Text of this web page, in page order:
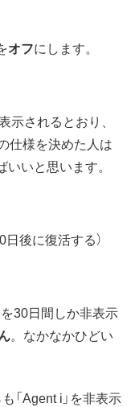
オフにします。
表示されるとおり、
仕様を決めた人は
いと思います。
日後に復活する）
30日間しか非表示
。なかなかひどい
も「Agent i」を非表示